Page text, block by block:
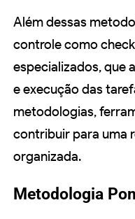
Além dessas
controle como
especializados, que
e execução das
metodologias,
contribuir para uma
organizada.
Metodologia